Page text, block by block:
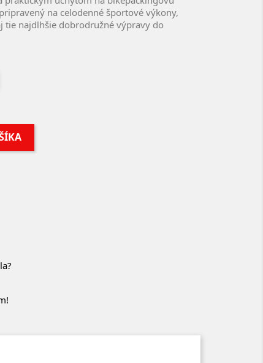
na celodenné športové výkony,
tie najdlhšie dobrodružné výpravy do